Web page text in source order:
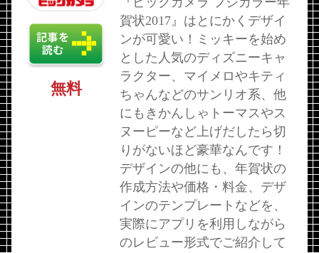
賀状2017』はとにかくデザイ
ンが可愛い！ミッキーを始め
とした人気のディズニーキャ
ラクター、マイメロやキティ
ちゃんなどのサンリオ系、他
にもきかんしゃトーマスやス
ヌーピーなど上げだしたら切
りがないほど豪華なんです！
デザインの他にも、年賀状の
作成方法や価格・料金、デザ
インのテンプレートなどを、
実際にアプリを利用しながら
のレビュー形式でご紹介して
無料